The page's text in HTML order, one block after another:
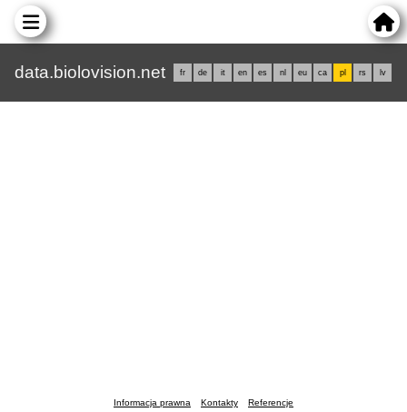
data.biolovision.net fr de it en es nl eu ca pl rs lv
Informacja prawna Kontakty Referencje